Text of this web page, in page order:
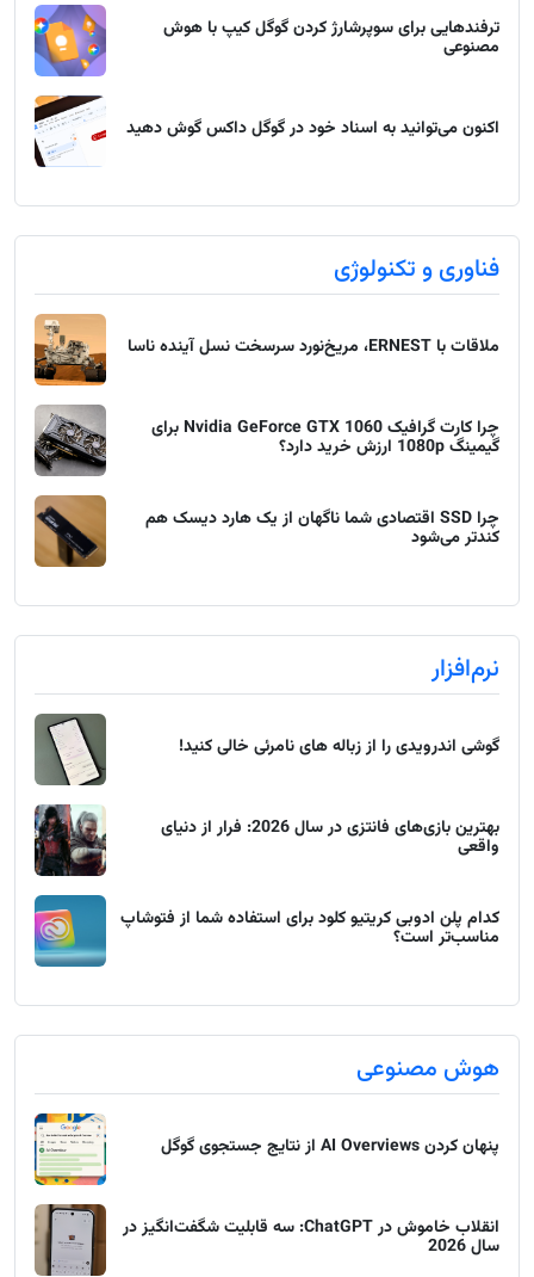
ترفندهایی برای سوپرشارژ کردن گوگل کیپ با هوش
مصنوعی
اکنون می‌توانید به اسناد خود در گوگل داکس گوش دهید
فناوری و تکنولوژی
ملاقات با ERNEST، مریخ‌نورد سرسخت نسل آینده ناسا
چرا کارت گرافیک Nvidia GeForce GTX 1060 برای
گیمینگ 1080p ارزش خرید دارد؟
چرا SSD اقتصادی شما ناگهان از یک هارد دیسک هم
کندتر می‌شود
نرم‌افزار
گوشی اندرویدی را از زباله های نامرئی خالی کنید!
بهترین بازی‌های فانتزی در سال 2026: فرار از دنیای
واقعی
کدام پلن ادوبی کریتیو کلود برای استفاده شما از فتوشاپ
مناسب‌تر است؟
هوش مصنوعی
پنهان کردن AI Overviews از نتایج جستجوی گوگل
انقلاب خاموش در ChatGPT: سه قابلیت شگفت‌انگیز در
سال 2026